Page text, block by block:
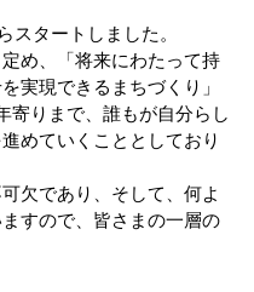
タートしました。
め、「将来にわたって持
実現できるまちづくり」
寄りまで、誰もが自分らし
めていくこととしており
欠であり、そして、何よ
すので、皆さまの一層の